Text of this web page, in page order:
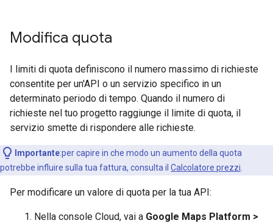
Modifica quota
I limiti di quota definiscono il numero massimo di richieste
consentite per un'API o un servizio specifico in un
determinato periodo di tempo. Quando il numero di
richieste nel tuo progetto raggiunge il limite di quota, il
servizio smette di rispondere alle richieste.
Importante:per capire in che modo un aumento della quota
potrebbe influire sulla tua fattura, consulta il Calcolatore prezzi
Per modificare un valore di quota per la tua API:
Nella console Cloud, vai a Google Maps Platform >